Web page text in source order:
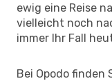
ewig eine Reise
vielleicht noch
immer Ihr Fall
Bei Opodo finden